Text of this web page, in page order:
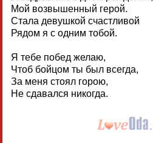
Мой возвышенный герой.
Стала девушкой счастливой
Рядом я с одним тобой.
Я тебе побед желаю,
Чтоб бойцом ты был всегда,
За меня стоял горою,
Не сдавался никогда.